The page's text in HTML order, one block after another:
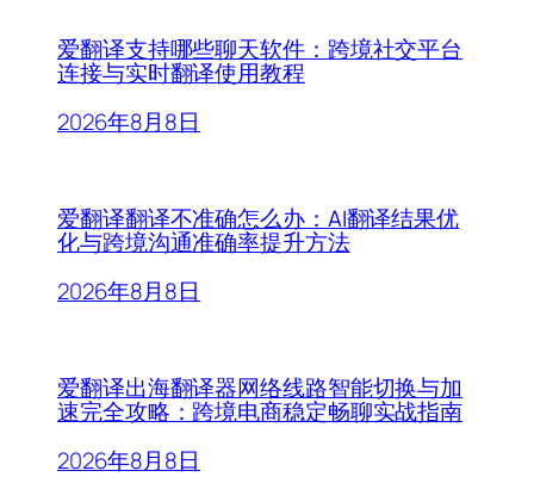
爱翻译支持哪些聊天软件：跨境社交平台
连接与实时翻译使用教程
2026年8月8日
爱翻译翻译不准确怎么办：AI翻译结果优
化与跨境沟通准确率提升方法
2026年8月8日
爱翻译出海翻译器网络线路智能切换与加
速完全攻略：跨境电商稳定畅聊实战指南
2026年8月8日